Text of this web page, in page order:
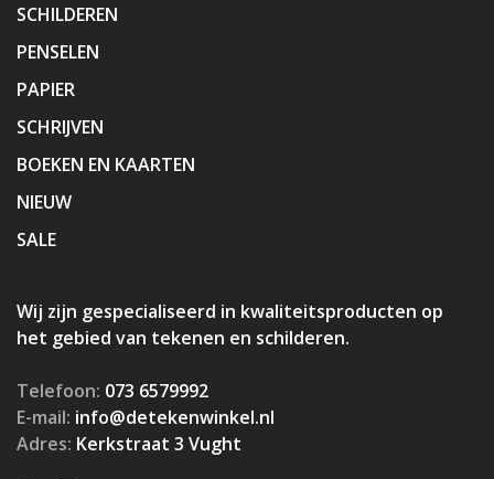
SCHILDEREN
PENSELEN
PAPIER
SCHRIJVEN
BOEKEN EN KAARTEN
NIEUW
SALE
Wij zijn gespecialiseerd in kwaliteitsproducten op
het gebied van tekenen en schilderen.
Telefoon: 073 6579992
E-mail: info@detekenwinkel.nl
Adres: Kerkstraat 3 Vught